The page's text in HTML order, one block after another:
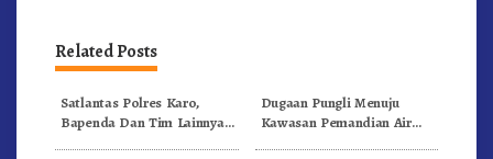
Related Posts
Satlantas Polres Karo,
Bapenda Dan Tim Lainnya
Dugaan Pungli Menuju
Kawasan Pemandian Air